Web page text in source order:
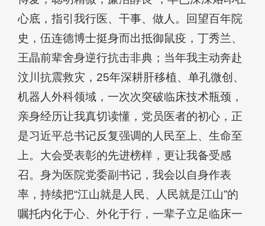
心底，指引我行医、干事、做人。回望百年院
史，伍连德博士挺身而出抵御鼠疫，丁秀兰、
王晶前辈舍身逆行抗击非典；当年我主动奔赴
汶川抗震救灾，25年深耕肝移植、单孔微创、
机器人外科领域，一次次突破临床技术瓶颈，
亲身经历让我真切读懂，党员医者的初心，正
是习近平总书记反复强调的人民至上、生命至
上。大会受表彰的先进榜样，更让我备受感
召。身为医院党委副书记，我会以自身作表
率，持续把“江山就是人民、人民就是江山”的
嘱托内化于心、外化于行，一辈子立足临床一